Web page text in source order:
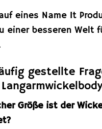
eines Name It
einer besseren Welt
gestellte
Größe ist der